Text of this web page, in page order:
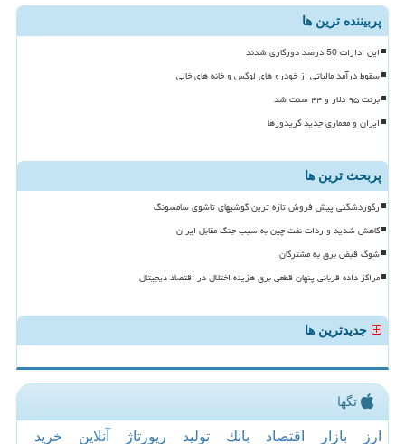
پربیننده ترین ها
این ادارات 50 درصد دورکاری شدند
سقوط درآمد مالیاتی از خودرو های لوکس و خانه های خالی
برنت ۹۵ دلار و ۴۴ سنت شد
ایران و معماری جدید کریدورها
پربحث ترین ها
رکوردشکنی پیش فروش تازه ترین گوشیهای تاشوی سامسونگ
کاهش شدید واردات نفت چین به سبب جنگ مقابل ایران
شوک قبض برق به مشترکان
مراکز داده قربانی پنهان قطعی برق هزینه اختلال در اقتصاد دیجیتال
جدیدترین ها
تگها
ارز بازار اقتصاد بانك تولید رپورتاژ آنلاین خرید